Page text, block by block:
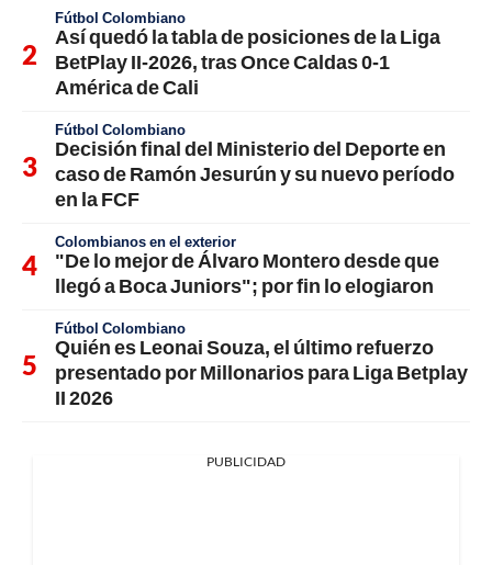
Fútbol Colombiano
Así quedó la tabla de posiciones de la Liga
BetPlay II-2026, tras Once Caldas 0-1
América de Cali
Fútbol Colombiano
Decisión final del Ministerio del Deporte en
caso de Ramón Jesurún y su nuevo período
en la FCF
Colombianos en el exterior
"De lo mejor de Álvaro Montero desde que
llegó a Boca Juniors"; por fin lo elogiaron
Fútbol Colombiano
Quién es Leonai Souza, el último refuerzo
presentado por Millonarios para Liga Betplay
II 2026
PUBLICIDAD